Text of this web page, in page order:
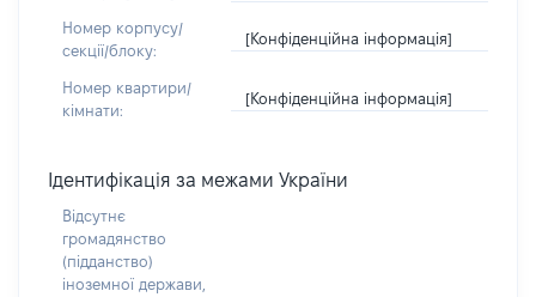
Номер корпусу/
секції/блоку:
[Конфіденційна інформація]
Номер квартири/
кімнати:
[Конфіденційна інформація]
Ідентифікація за межами України
Відсутнє
громадянство
(підданство)
іноземної держави,